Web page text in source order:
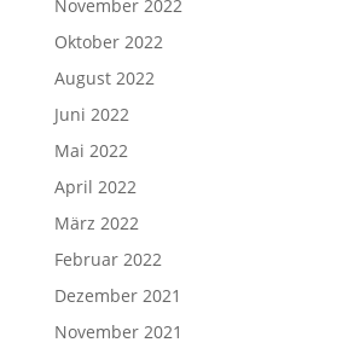
November 2022
Oktober 2022
August 2022
Juni 2022
Mai 2022
April 2022
März 2022
Februar 2022
Dezember 2021
November 2021